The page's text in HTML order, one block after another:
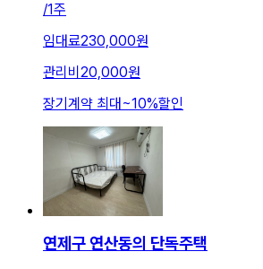
/1주
임대료230,000원
관리비 20,000원
장기계약 최대 ~10%할인
연제구 연산동의 단독주택